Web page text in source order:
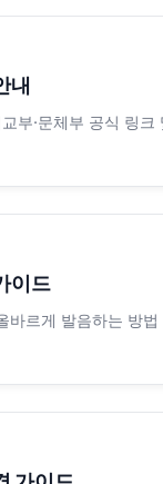
내
부·문체부 공식 링크
이드
바르게 발음하는 방법